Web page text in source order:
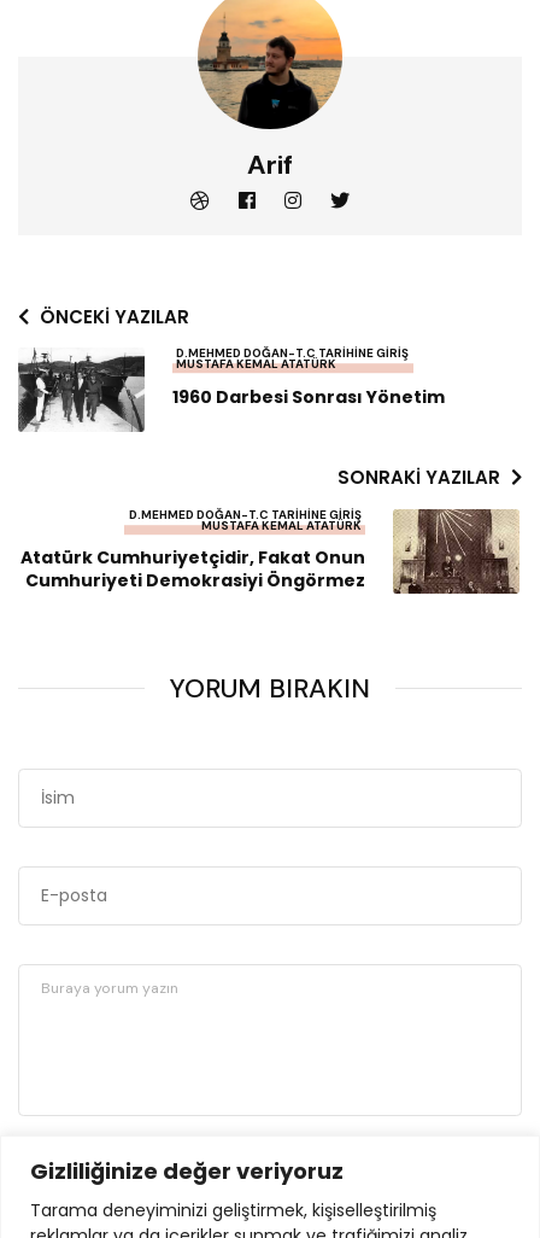
Gizliliğinize değer veriyoruz
Tarama deneyiminizi geliştirmek, kişiselleştirilmiş
Arif
ÖNCEKI YAZILAR
D.MEHMED DOĞAN-T.C TARIHINE GIRIŞ
MUSTAFA KEMAL ATATÜRK
1960 Darbesi Sonrası Yönetim
SONRAKI YAZILAR
D.MEHMED DOĞAN-T.C TARIHINE GIRIŞ
MUSTAFA KEMAL ATATÜRK
Atatürk Cumhuriyetçidir, Fakat Onun
Cumhuriyeti Demokrasiyi Öngörmez
YORUM BIRAKIN
GÖNDER